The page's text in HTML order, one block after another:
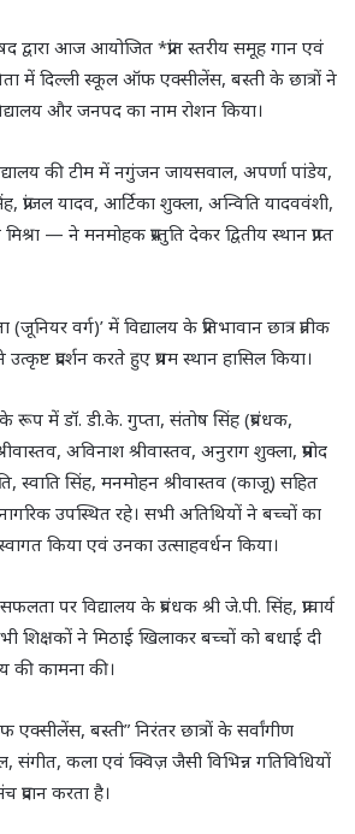
द्वारा आज आयोजित *प्रांत स्तरीय समूह गान एवं
में दिल्ली स्कूल ऑफ एक्सीलेंस, बस्ती के छात्रों ने
और जनपद का नाम रोशन किया।
की टीम में नगुंजन जायसवाल, अपर्णा पांडेय,
प्रांजल यादव, आर्टिका शुक्ला, अन्विति यादववंशी,
— ने मनमोहक प्रस्तुति देकर द्वितीय स्थान प्राप्त
(जूनियर वर्ग)’ में विद्यालय के प्रतिभावान छात्र प्रतीक
प्रदर्शन करते हुए प्रथम स्थान हासिल किया।
रूप में डॉ. डी.के. गुप्ता, संतोष सिंह (प्रबंधक,
अविनाश श्रीवास्तव, अनुराग शुक्ला, प्रमोद
स्वाति सिंह, मनमोहन श्रीवास्तव (काजू) सहित
उपस्थित रहे। सभी अतिथियों ने बच्चों का
किया एवं उनका उत्साहवर्धन किया।
पर विद्यालय के प्रबंधक श्री जे.पी. सिंह, प्राचार्य
शिक्षकों ने मिठाई खिलाकर बच्चों को बधाई दी
कामना की।
एक्सीलेंस, बस्ती” निरंतर छात्रों के सर्वांगीण
संगीत, कला एवं क्विज़ जैसी विभिन्न गतिविधियों
करता है।